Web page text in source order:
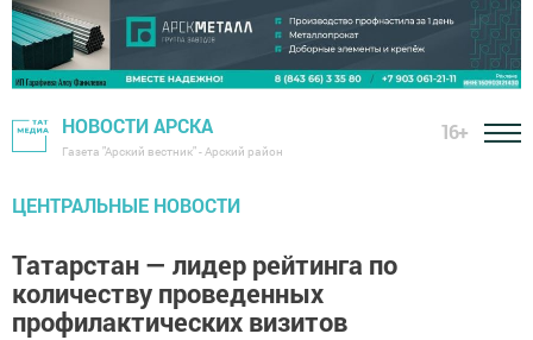
НОВОСТИ АРСКА
Газета "Арский вестник" - Арский район
16+
ЦЕНТРАЛЬНЫЕ НОВОСТИ
Татарстан — лидер рейтинга по
количеству проведенных
профилактических визитов